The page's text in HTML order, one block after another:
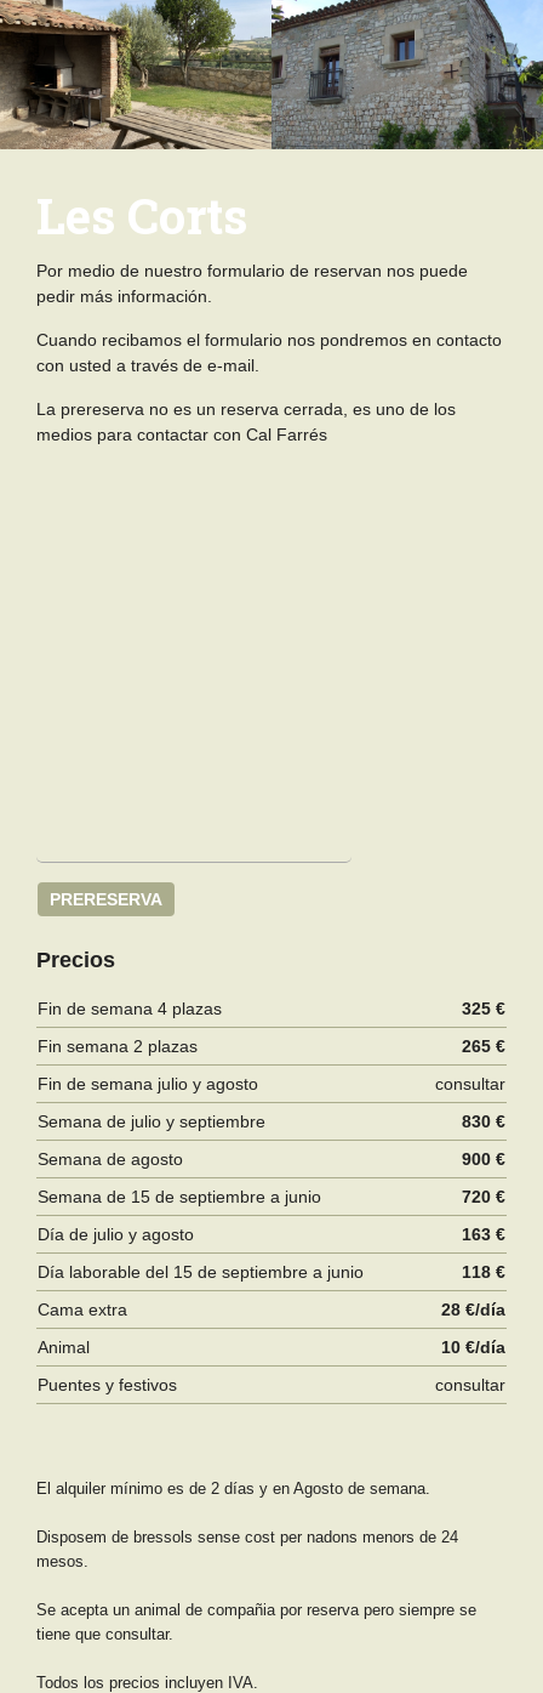
Les Corts
Por medio de nuestro formulario de reservan nos puede
pedir más información.
Cuando recibamos el formulario nos pondremos en contacto
con usted a través de e-mail.
La prereserva no es un reserva cerrada, es uno de los
medios para contactar con Cal Farrés
PRERESERVA
Precios
Fin de semana 4 plazas
325 €
Fin semana 2 plazas
265 €
Fin de semana julio y agosto
consultar
Semana de julio y septiembre
830 €
Semana de agosto
900 €
Semana de 15 de septiembre a junio
720 €
Día de julio y agosto
163 €
Día laborable del 15 de septiembre a junio
118 €
Cama extra
28 €/día
Animal
10 €/día
Puentes y festivos
consultar
El alquiler mínimo es de 2 días y en Agosto de semana.
Disposem de bressols sense cost per nadons menors de 24
mesos.
Se acepta un animal de compañia por reserva pero siempre se
tiene que consultar.
Todos los precios incluyen IVA.